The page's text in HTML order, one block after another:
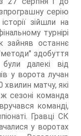
серію
зійшли на
турнірі
зайняв останнє
здобуття
далекі від
у ворота лучан
хвилин матчу, які
сезоні команда
команді,
Гравці СК
у воротах